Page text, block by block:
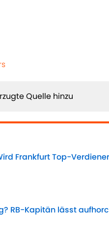
Quelle hinzu
Frankfurt Top-
RB-Kapitän lässt